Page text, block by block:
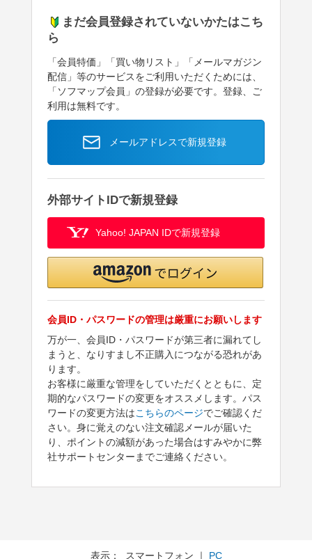
まだ会員登録されていないかたはこち
ら
「会員特価」「買い物リスト」「メールマガジン
配信」等のサービスをご利用いただくためには、
「ソフマップ会員」の登録が必要です。登録、ご
利用は無料です。
メールアドレスで新規登録
外部サイトIDで新規登録
Yahoo! JAPAN IDで新規登録
会員ID・パスワードの管理は厳重にお願いします
万が一、会員ID・パスワードが第三者に漏れてし
まうと、なりすまし不正購入につながる恐れがあ
ります。
お客様に厳重な管理をしていただくとともに、定
期的なパスワードの変更をオススメします。パス
ワードの変更方法はこちらのページでご確認くだ
さい。身に覚えのない注文確認メールが届いた
り、ポイントの減額があった場合はすみやかに弊
社サポートセンターまでご連絡ください。
表示： スマートフォン ｜ PC